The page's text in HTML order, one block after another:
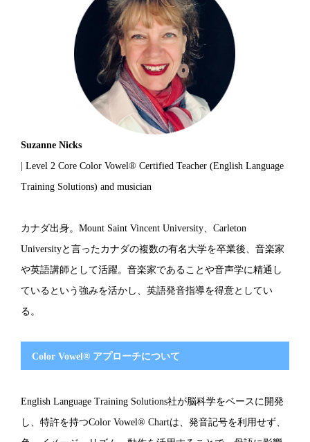
Suzanne Nicks
| Level 2 Core Color Vowel® Certified Teacher (English Language
Training Solutions) and musician
カナダ出身。Mount Saint Vincent University、Carleton
Universityと言ったカナダの複数の有名大学を卒業後、音楽家
や英語講師として活躍。音楽家であることや音声学に精通し
ているという強みを活かし、英語発音指導を得意としてい
る。
Color Vowel® アプローチについて
English Language Training Solutions社が脳科学をベースに開発
し、特許を持つColor Vowel® Chartは、発音記号を利用せず、